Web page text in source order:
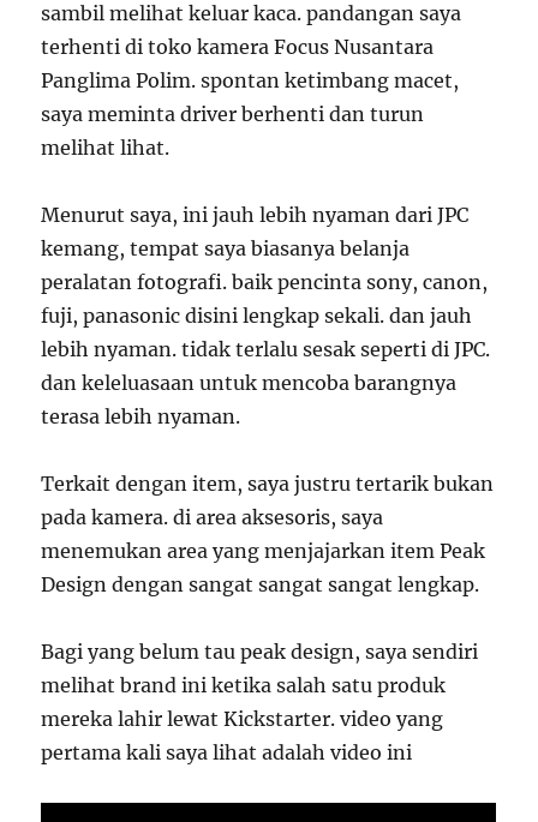
sambil melihat keluar kaca. pandangan saya
terhenti di toko kamera Focus Nusantara
Panglima Polim. spontan ketimbang macet,
saya meminta driver berhenti dan turun
melihat lihat.
Menurut saya, ini jauh lebih nyaman dari JPC
kemang, tempat saya biasanya belanja
peralatan fotografi. baik pencinta sony, canon,
fuji, panasonic disini lengkap sekali. dan jauh
lebih nyaman. tidak terlalu sesak seperti di JPC.
dan keleluasaan untuk mencoba barangnya
terasa lebih nyaman.
Terkait dengan item, saya justru tertarik bukan
pada kamera. di area aksesoris, saya
menemukan area yang menjajarkan item Peak
Design dengan sangat sangat sangat lengkap.
Bagi yang belum tau peak design, saya sendiri
melihat brand ini ketika salah satu produk
mereka lahir lewat Kickstarter. video yang
pertama kali saya lihat adalah video ini